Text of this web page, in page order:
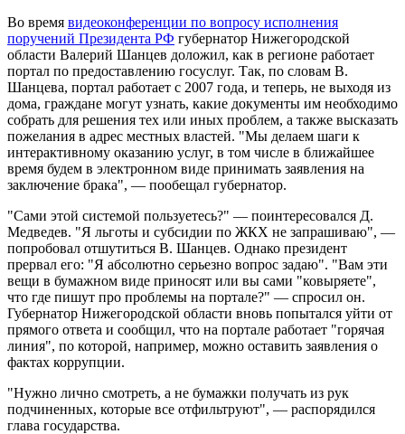
Во время видеоконференции по вопросу исполнения
поручений Президента РФ губернатор Нижегородской
области Валерий Шанцев доложил, как в регионе работает
портал по предоставлению госуслуг. Так, по словам В.
Шанцева, портал работает с 2007 года, и теперь, не выходя из
дома, граждане могут узнать, какие документы им необходимо
собрать для решения тех или иных проблем, а также высказать
пожелания в адрес местных властей. "Мы делаем шаги к
интерактивному оказанию услуг, в том числе в ближайшее
время будем в электронном виде принимать заявления на
заключение брака", — пообещал губернатор.
"Сами этой системой пользуетесь?" — поинтересовался Д.
Медведев. "Я льготы и субсидии по ЖКХ не запрашиваю", —
попробовал отшутиться В. Шанцев. Однако президент
прервал его: "Я абсолютно серьезно вопрос задаю". "Вам эти
вещи в бумажном виде приносят или вы сами "ковыряете",
что где пишут про проблемы на портале?" — спросил он.
Губернатор Нижегородской области вновь попытался уйти от
прямого ответа и сообщил, что на портале работает "горячая
линия", по которой, например, можно оставить заявления о
фактах коррупции.
"Нужно лично смотреть, а не бумажки получать из рук
подчиненных, которые все отфильтруют", — распорядился
глава государства.